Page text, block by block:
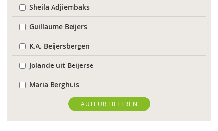
Sheila Adjiembaks
Guillaume Beijers
K.A. Beijersbergen
Jolande uit Beijerse
Maria Berghuis
Anne-Mei Blom
Maaike Bolhuis
AUTEUR FILTEREN